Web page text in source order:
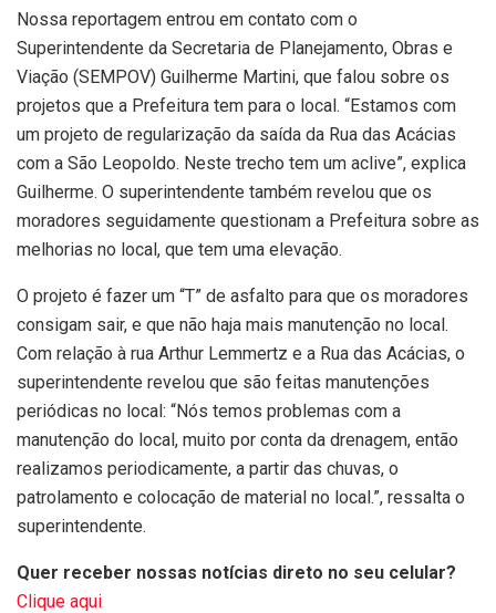
Nossa reportagem entrou em contato com o
Superintendente da Secretaria de Planejamento, Obras e
Viação (SEMPOV) Guilherme Martini, que falou sobre os
projetos que a Prefeitura tem para o local. “Estamos com
um projeto de regularização da saída da Rua das Acácias
com a São Leopoldo. Neste trecho tem um aclive”, explica
Guilherme. O superintendente também revelou que os
moradores seguidamente questionam a Prefeitura sobre as
melhorias no local, que tem uma elevação.
O projeto é fazer um “T” de asfalto para que os moradores
consigam sair, e que não haja mais manutenção no local.
Com relação à rua Arthur Lemmertz e a Rua das Acácias, o
superintendente revelou que são feitas manutenções
periódicas no local: “Nós temos problemas com a
manutenção do local, muito por conta da drenagem, então
realizamos periodicamente, a partir das chuvas, o
patrolamento e colocação de material no local.”, ressalta o
superintendente.
Quer receber nossas notícias direto no seu celular?
Clique aqui